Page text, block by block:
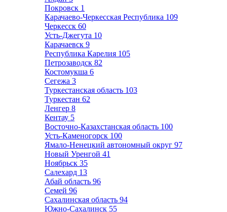
Покровск 1
Карачаево-Черкесская Республика 109
Черкесск 60
Усть-Джегута 10
Карачаевск 9
Республика Карелия 105
Петрозаводск 82
Костомукша 6
Сегежа 3
Туркестанская область 103
Туркестан 62
Ленгер 8
Кентау 5
Восточно-Казахстанская область 100
Усть-Каменогорск 100
Ямало-Ненецкий автономный округ 97
Новый Уренгой 41
Ноябрьск 35
Салехард 13
Абай область 96
Семей 96
Сахалинская область 94
Южно-Сахалинск 55